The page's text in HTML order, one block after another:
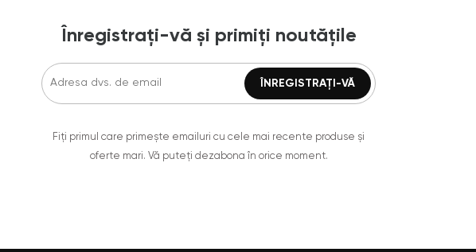
Înregistrați-vă și primiți noutățile
Fiți primul care primește emailuri cu cele mai recente produse și
oferte mari. Vă puteți dezabona în orice moment.